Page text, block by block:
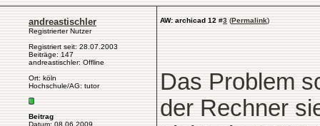
andreastischler
Registrierter Nutzer
Registriert seit: 28.07.2003
Beiträge: 147
andreastischler: Offline
Ort: köln
Hochschule/AG: tutor
Beitrag
Datum: 08.06.2009
AW: archicad 12 #3 (Permalink)
Das Problem
der Rechner